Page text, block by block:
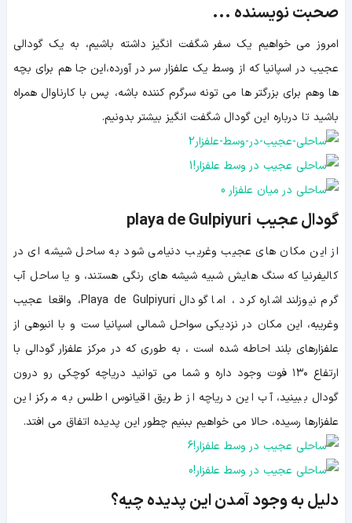
صحبت نویسنده ...
امروز می خواهیم یک سفر شگفت انگیز داشته باشیم، به یک گودالی
عجیب در اسپانیا که از وسط یک علفزار سر در آورده،این جا هم برای بچه
ها وهم برای بزرگتر ها می تونه سرگرم کننده باشه، پس با کارناوال همراه
باشید تا درباره این گودال شگفت انگیز بیشتر بدونیم.
گودال عجیب playa de Gulpiyuri
از این مکان های عجیب وغریب دنیامی شود به ساحل شیشه ای در
کالیفرنیا که سنگ هایش شبیه شیشه های رنگی هستند، و یا ساحل آب
گرم نیوزلند اشاره کرد ، اما گودال Playa de Gulpiyuri، واقعا عجیب
وغریبه، این مکان در نزدیکی سواحل شمالی اسپانیا ست و با انبوهی از
علفزارهای بلند احاطه شده است ، به طوری که در مرکز علفزار گودالی با
ارتفاع ۱۳۰ فوت وجود داره و شما می توانید دریاچه کوچکی رو درون
گودال ببینید، آب این دریاچه از طریق اقیانوس اطلس به مرکز این
علفزارها رسیده، حالا می خواهیم ببنیم چطور این پدیده اتفاق می افتد.
دلیل به وجود آمدن این پدیده چیه؟